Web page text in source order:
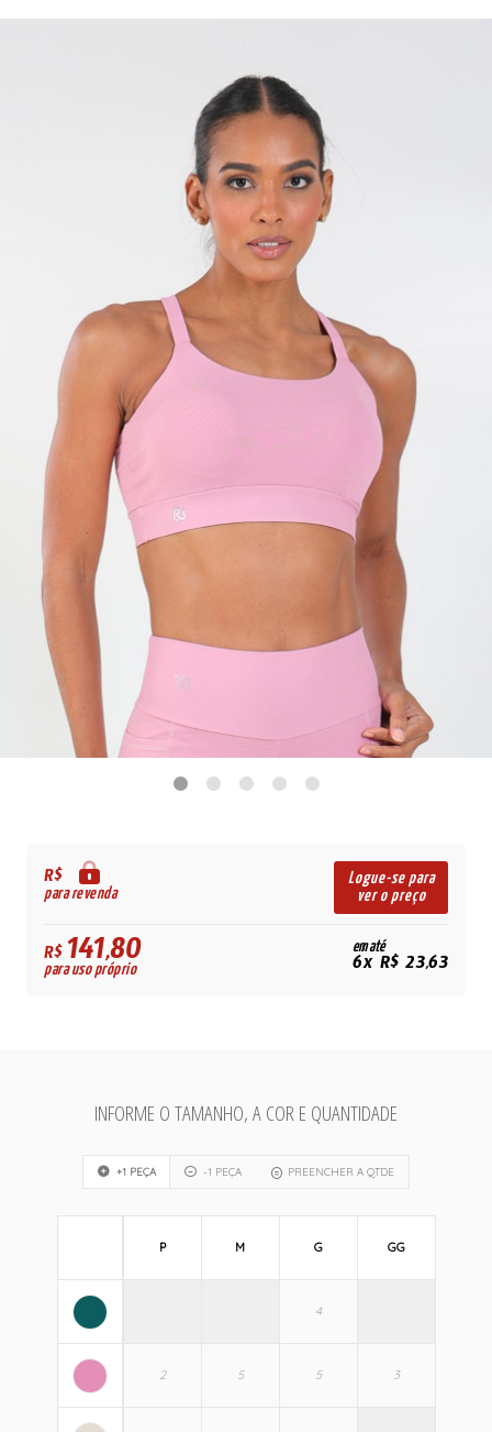
R$
para revenda
Logue-se para
ver o preço
R$141,80
para uso próprio
em até
6x R$ 23,63
INFORME O TAMANHO, A COR E QUANTIDADE
+1 PEÇA -1 PEÇA PREENCHER A QTDE
P M G GG